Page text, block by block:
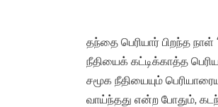
தந்தை பெரியார் பிறந்த நாள்
நீதியைக் கட்டிக்காத்த
சமூக நீதியையும்
வாய்ந்தது என்ற போதும்,